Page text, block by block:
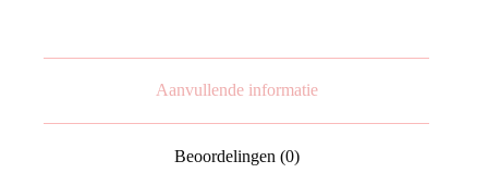
Aanvullende informatie
Beoordelingen (0)